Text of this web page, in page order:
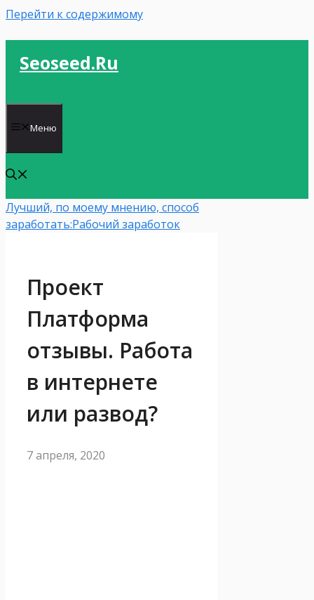
Перейти к содержимому
Seoseed.ru
Меню
Лучший, по моему мнению, способ
заработать:Рабочий заработок
Проект
Платформа
отзывы. Работа
в интернете
или развод?
7 апреля, 2020